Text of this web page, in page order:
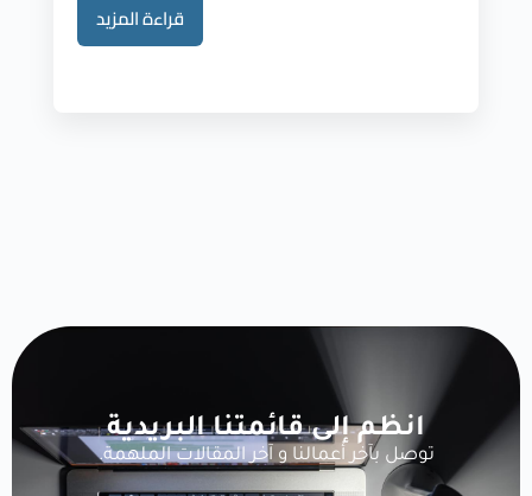
قراءة المزيد
انظم إلى قائمتنا البريدية
توصل بآخر أعمالنا و آخر المقالات الملهمة.